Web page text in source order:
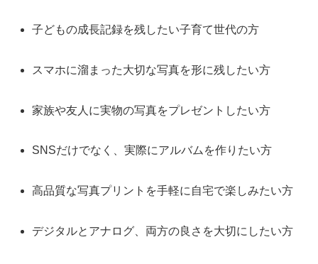
子どもの成長記録を残したい子育て世代の方
スマホに溜まった大切な写真を形に残したい方
家族や友人に実物の写真をプレゼントしたい方
SNSだけでなく、実際にアルバムを作りたい方
高品質な写真プリントを手軽に自宅で楽しみたい方
デジタルとアナログ、両方の良さを大切にしたい方